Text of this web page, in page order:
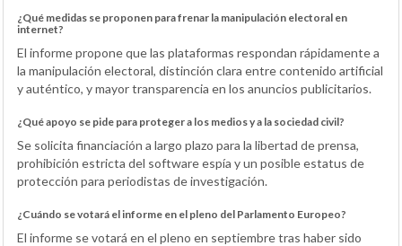
¿Qué medidas se proponen para frenar la manipulación electoral en
internet?
El informe propone que las plataformas respondan rápidamente a
la manipulación electoral, distinción clara entre contenido artificial
y auténtico, y mayor transparencia en los anuncios publicitarios.
¿Qué apoyo se pide para proteger a los medios y a la sociedad civil?
Se solicita financiación a largo plazo para la libertad de prensa,
prohibición estricta del software espía y un posible estatus de
protección para periodistas de investigación.
¿Cuándo se votará el informe en el pleno del Parlamento Europeo?
El informe se votará en el pleno en septiembre tras haber sido